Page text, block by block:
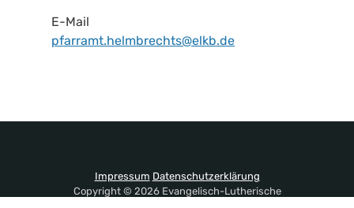
E-Mail
pfarramt.helmbrechts@elkb.de
Impressum Datenschutzerklärung
Copyright © 2026 Evangelisch-Lutherische